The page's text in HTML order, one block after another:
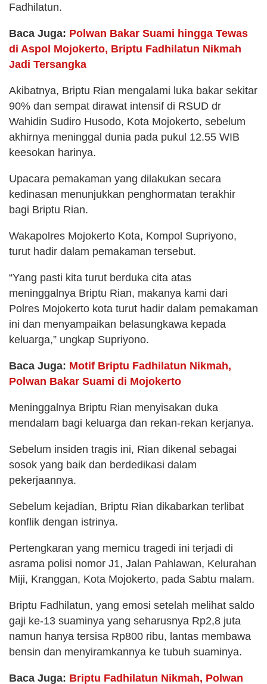
Fadhilatun.
Baca Juga: Polwan Bakar Suami hingga Tewas
di Aspol Mojokerto, Briptu Fadhilatun Nikmah
Jadi Tersangka
Akibatnya, Briptu Rian mengalami luka bakar sekitar
90% dan sempat dirawat intensif di RSUD dr
Wahidin Sudiro Husodo, Kota Mojokerto, sebelum
akhirnya meninggal dunia pada pukul 12.55 WIB
keesokan harinya.
Upacara pemakaman yang dilakukan secara
kedinasan menunjukkan penghormatan terakhir
bagi Briptu Rian.
Wakapolres Mojokerto Kota, Kompol Supriyono,
turut hadir dalam pemakaman tersebut.
“Yang pasti kita turut berduka cita atas
meninggalnya Briptu Rian, makanya kami dari
Polres Mojokerto kota turut hadir dalam pemakaman
ini dan menyampaikan belasungkawa kepada
keluarga,” ungkap Supriyono.
Baca Juga: Motif Briptu Fadhilatun Nikmah,
Polwan Bakar Suami di Mojokerto
Meninggalnya Briptu Rian menyisakan duka
mendalam bagi keluarga dan rekan-rekan kerjanya.
Sebelum insiden tragis ini, Rian dikenal sebagai
sosok yang baik dan berdedikasi dalam
pekerjaannya.
Sebelum kejadian, Briptu Rian dikabarkan terlibat
konflik dengan istrinya.
Pertengkaran yang memicu tragedi ini terjadi di
asrama polisi nomor J1, Jalan Pahlawan, Kelurahan
Miji, Kranggan, Kota Mojokerto, pada Sabtu malam.
Briptu Fadhilatun, yang emosi setelah melihat saldo
gaji ke-13 suaminya yang seharusnya Rp2,8 juta
namun hanya tersisa Rp800 ribu, lantas membawa
bensin dan menyiramkannya ke tubuh suaminya.
Baca Juga: Briptu Fadhilatun Nikmah, Polwan